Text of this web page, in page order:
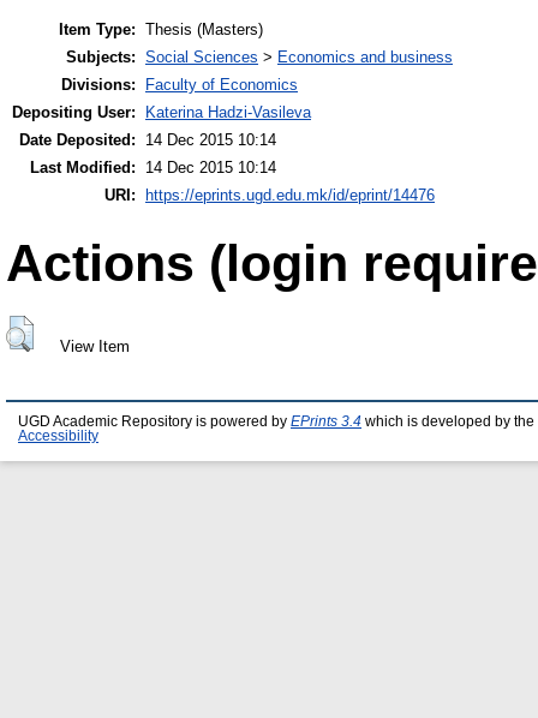
Item Type: Thesis (Masters)
Subjects: Social Sciences > Economics and business
Divisions:
Faculty of Economics
Depositing User:
Katerina Hadzi-Vasileva
Date Deposited:
14 Dec 2015 10:14
Last Modified:
14 Dec 2015 10:14
URI:
https://eprints.ugd.edu.mk/id/eprint/14476
Actions (login
View Item
UGD Academic Repository is powered by EPrints 3.4 which is developed by the
Accessibility